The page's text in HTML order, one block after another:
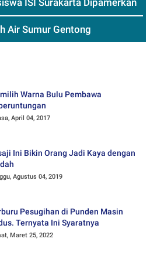
Air Sumur Gentong
Warna Bulu Pembawa
April 04, 2017
Ini Bikin Orang Jadi Kaya dengan
Agustus 04, 2019
Pesugihan di Punden Masin
Ternyata Ini Syaratnya
Maret 25, 2022